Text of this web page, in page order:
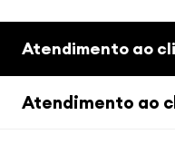
Atendimento ao
Atendimento ao